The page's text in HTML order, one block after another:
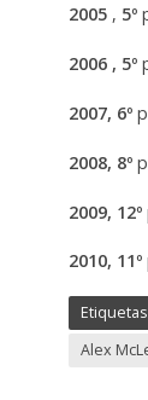
2005, 5º
2006 , 5º
2007, 6º
2008, 8º
2009, 12º
2010, 11º
Etiquetas
Alex